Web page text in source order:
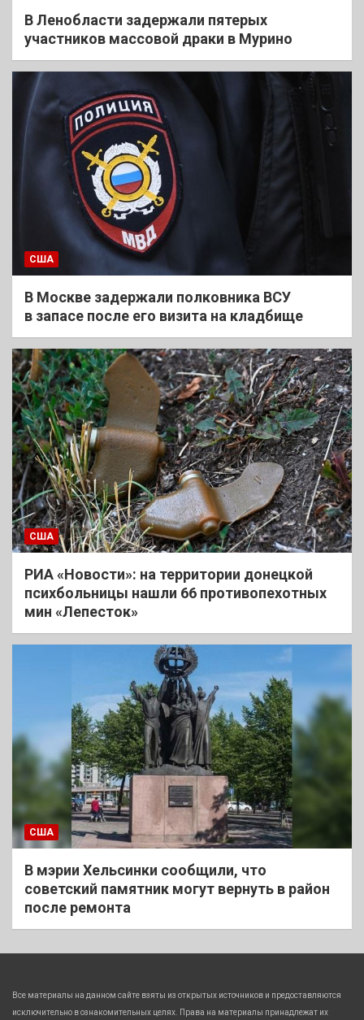
В Ленобласти задержали пятерых
участников массовой драки в Мурино
США
В Москве задержали полковника ВСУ
в запасе после его визита на кладбище
США
РИА «Новости»: на территории донецкой
психбольницы нашли 66 противопехотных
мин «Лепесток»
США
В мэрии Хельсинки сообщили, что
советский памятник могут вернуть в район
после ремонта
Все материалы на данном сайте взяты из открытых источников и предоставляются
исключительно в ознакомительных целях. Права на материалы принадлежат их